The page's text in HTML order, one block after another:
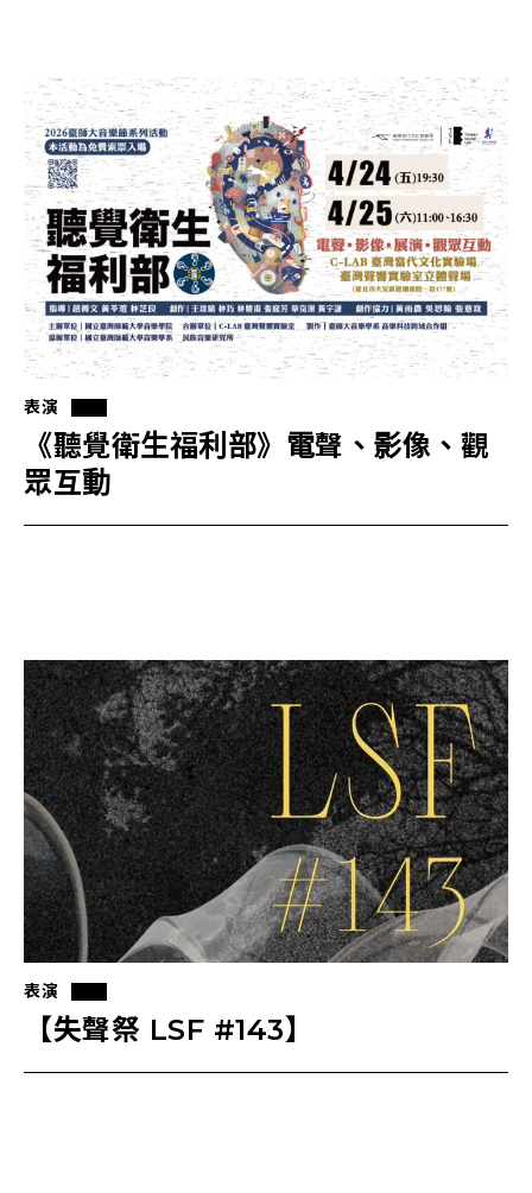
表演
《聽覺衛生福利部》電聲、影像、觀
眾互動
表演
【失聲祭 LSF #143】